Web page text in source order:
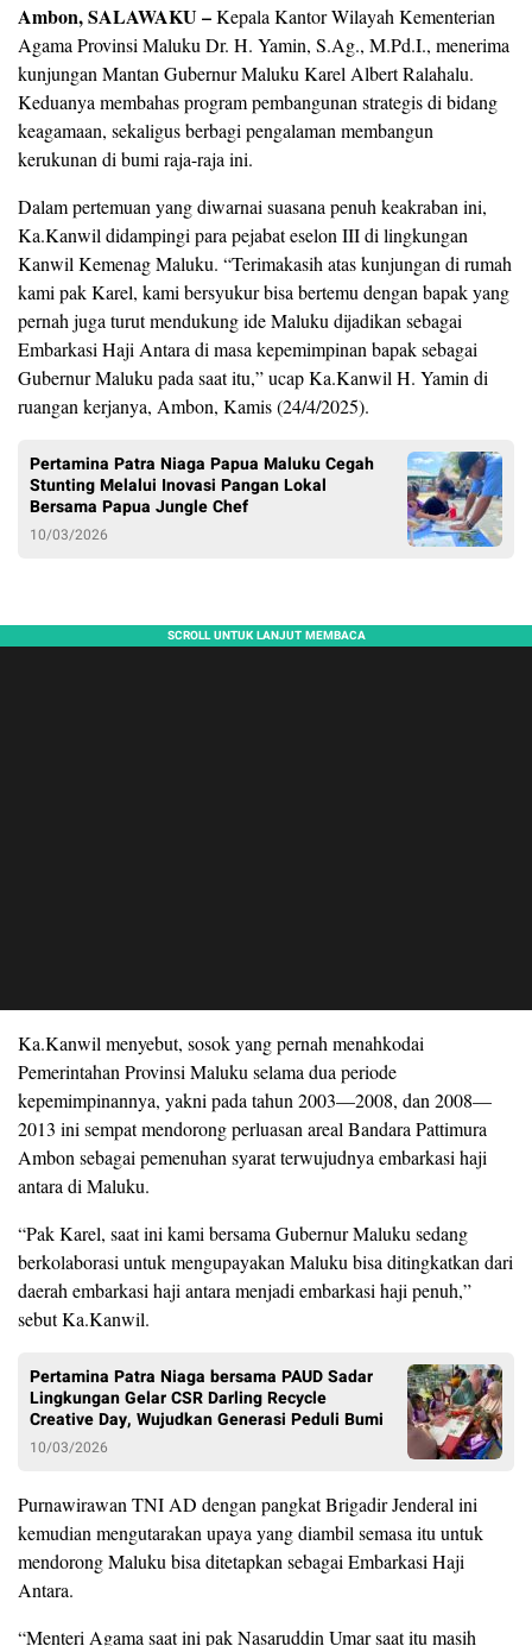
Ambon, SALAWAKU –Kepala Kantor Wilayah Kementerian
Agama Provinsi Maluku Dr. H. Yamin, S.Ag., M.Pd.I., menerima
kunjungan Mantan Gubernur Maluku Karel Albert Ralahalu.
Keduanya membahas program pembangunan strategis di bidang
keagamaan, sekaligus berbagi pengalaman membangun
kerukunan di bumi raja-raja ini.
Dalam pertemuan yang diwarnai suasana penuh keakraban ini,
Ka.Kanwil didampingi para pejabat eselon III di lingkungan
Kanwil Kemenag Maluku. “Terimakasih atas kunjungan di rumah
kami pak Karel, kami bersyukur bisa bertemu dengan bapak yang
pernah juga turut mendukung ide Maluku dijadikan sebagai
Embarkasi Haji Antara di masa kepemimpinan bapak sebagai
Gubernur Maluku pada saat itu,” ucap Ka.Kanwil H. Yamin di
ruangan kerjanya, Ambon, Kamis (24/4/2025).
Pertamina Patra Niaga Papua Maluku Cegah
Stunting Melalui Inovasi Pangan Lokal
Bersama Papua Jungle Chef
10/03/2026
Ka.Kanwil menyebut, sosok yang pernah menahkodai
Pemerintahan Provinsi Maluku selama dua periode
kepemimpinannya, yakni pada tahun 2003—2008, dan 2008—
2013 ini sempat mendorong perluasan areal Bandara Pattimura
Ambon sebagai pemenuhan syarat terwujudnya embarkasi haji
antara di Maluku.
“Pak Karel, saat ini kami bersama Gubernur Maluku sedang
berkolaborasi untuk mengupayakan Maluku bisa ditingkatkan dari
daerah embarkasi haji antara menjadi embarkasi haji penuh,”
sebut Ka.Kanwil.
Pertamina Patra Niaga bersama PAUD Sadar
Lingkungan Gelar CSR Darling Recycle
Creative Day, Wujudkan Generasi Peduli Bumi
10/03/2026
Purnawirawan TNI AD dengan pangkat Brigadir Jenderal ini
kemudian mengutarakan upaya yang diambil semasa itu untuk
mendorong Maluku bisa ditetapkan sebagai Embarkasi Haji
Antara.
“Menteri Agama saat ini pak Nasaruddin Umar saat itu masih